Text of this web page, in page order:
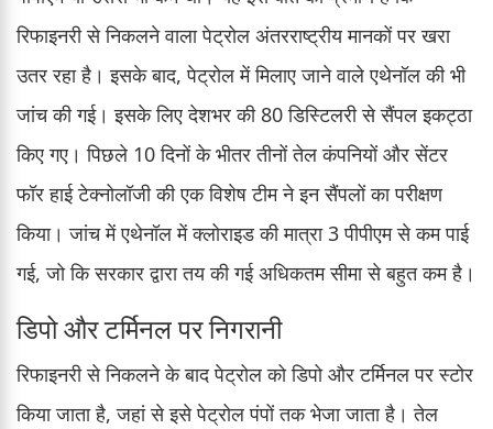
रिफाइनरी से निकलने वाला पेट्रोल अंतरराष्ट्रीय मानकों पर खरा
उतर रहा है। इसके बाद, पेट्रोल में मिलाए जाने वाले एथेनॉल की भी
जांच की गई। इसके लिए देशभर की 80 डिस्टिलरी से सैंपल इकट्ठा
किए गए। पिछले 10 दिनों के भीतर तीनों तेल कंपनियों और सेंटर
फॉर हाई टेक्नोलॉजी की एक विशेष टीम ने इन सैंपलों का परीक्षण
किया। जांच में एथेनॉल में क्लोराइड की मात्रा 3 पीपीएम से कम पाई
गई, जो कि सरकार द्वारा तय की गई अधिकतम सीमा से बहुत कम है।
डिपो और टर्मिनल पर निगरानी
रिफाइनरी से निकलने के बाद पेट्रोल को डिपो और टर्मिनल पर स्टोर
किया जाता है, जहां से इसे पेट्रोल पंपों तक भेजा जाता है। तेल